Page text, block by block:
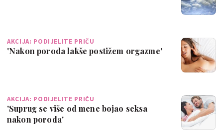
AKCIJA: PODIJELITE PRIČU
'Nakon poroda lakše postižem orgazme'
AKCIJA: PODIJELITE PRIČU
'Suprug se više od mene bojao seksa
nakon poroda'